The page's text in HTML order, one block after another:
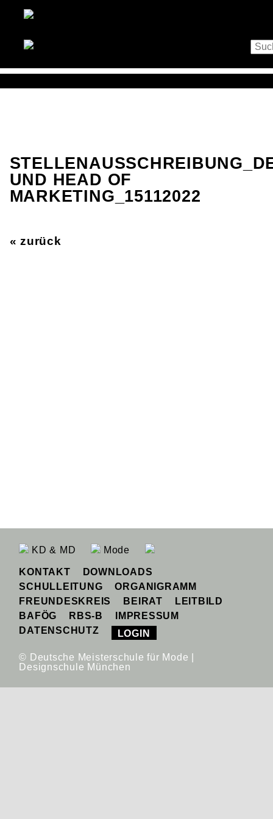
UND HEAD OF
MARKETING_15112022
« zurück
KD & MD Mode
KONTAKT
DOWNLOADS
SCHULLEITUNG
ORGANIGRAMM
FREUNDESKREIS
BEIRAT
LEITBILD
BAFÖG
RBS-B
IMPRESSUM
DATENSCHUTZ
LOGIN
© Deutsche Meisterschule für Mode |
Designschule München